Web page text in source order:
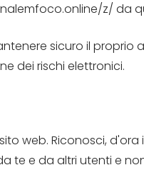
z/ da
sicuro il
dei rischi elettronici.
web. Riconosci,
e da altri utenti e